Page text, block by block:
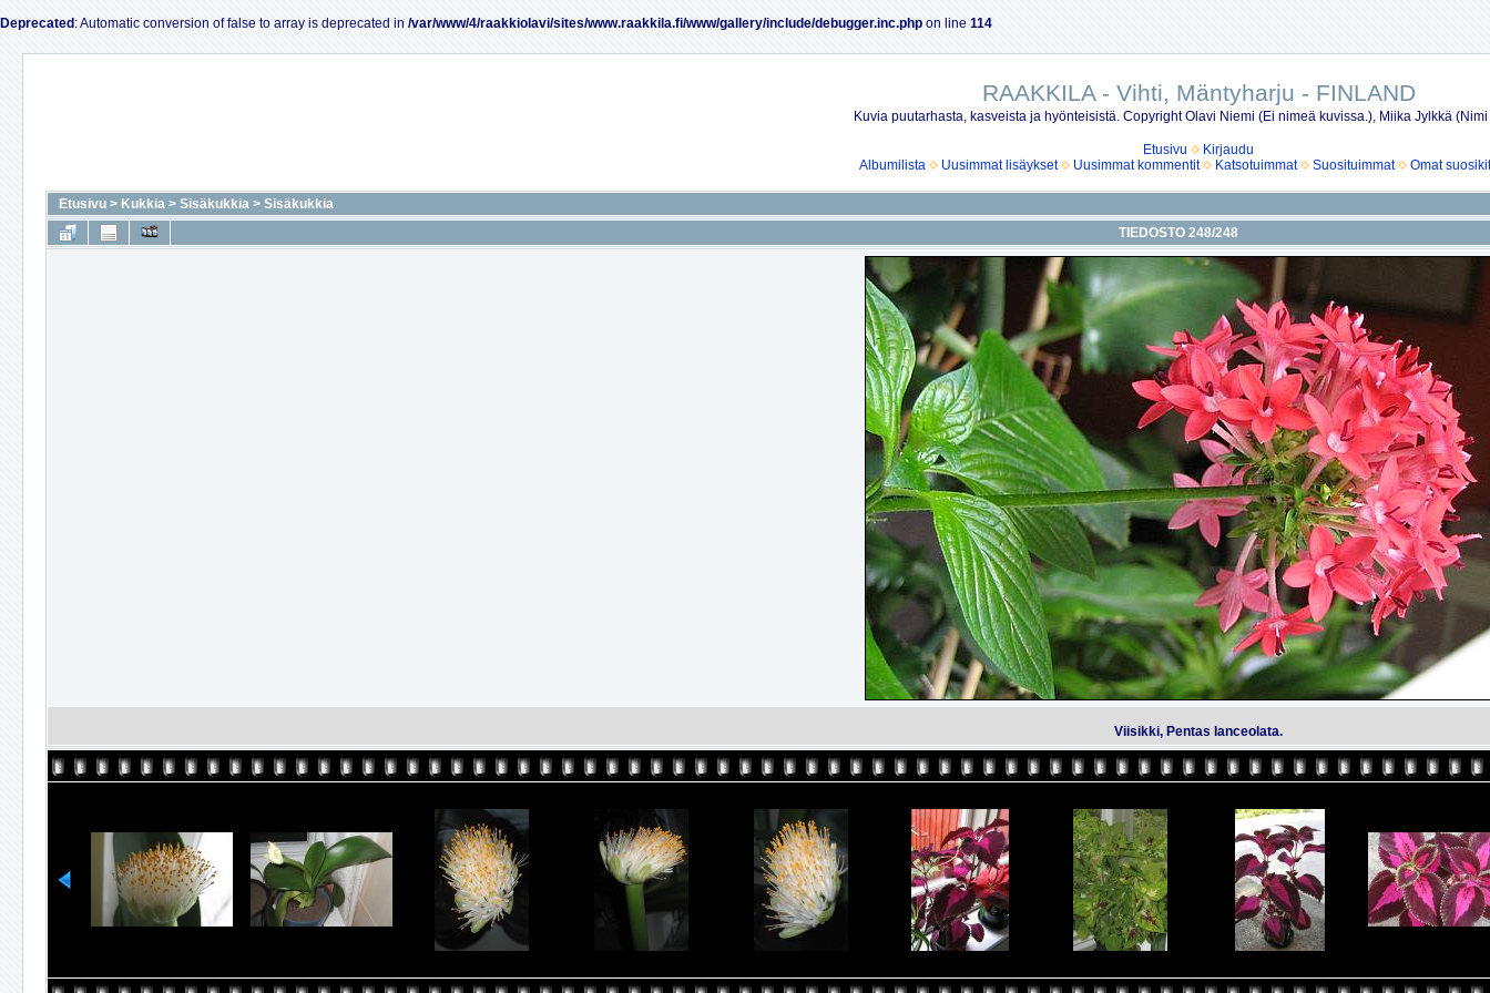
Deprecated : Automatic conversion of false to array is deprecated in /var/www/4/raakkiolavi/sites/www.raakkila.fi/www/gallery/include/debugger.inc.php on line 114
RAAKKILA - Vihti, Mäntyharju - FINLAND
Kuvia puutarhasta, kasveista ja hyönteisistä. Copyright Olavi Niemi (Ei nimeä kuvissa.), Miika Jylkkä
Etusivu
Kirjaudu
Albumilista
Uusimmat lisäykset Uusimmat kommentit Katsotuimmat Suosituimmat Omat suosikit
Etusivu > Kukkia > Sisäkukkia > Sisäkukkia
TIEDOSTO 248/248
Viisikki, Pentas lanceolata.